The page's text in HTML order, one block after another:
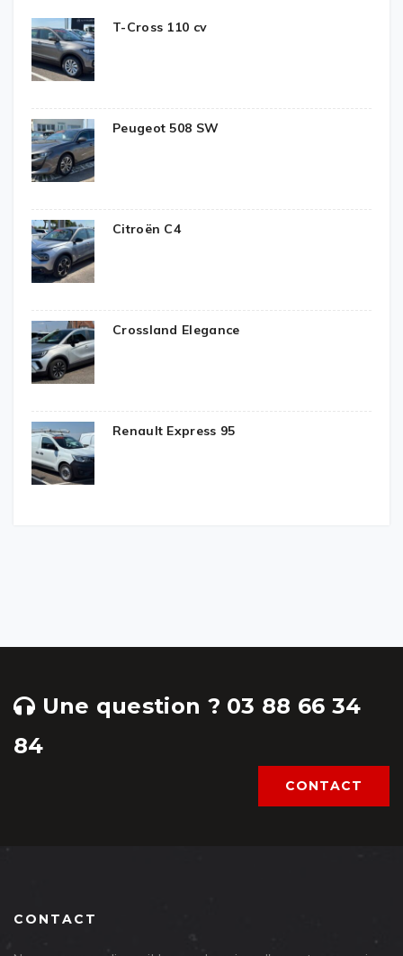
T-Cross 110 cv
Peugeot 508 SW
Citroën C4
Crossland Elegance
Renault Express 95
Une question ? 03 88 66 34
84
CONTACT
CONTACT